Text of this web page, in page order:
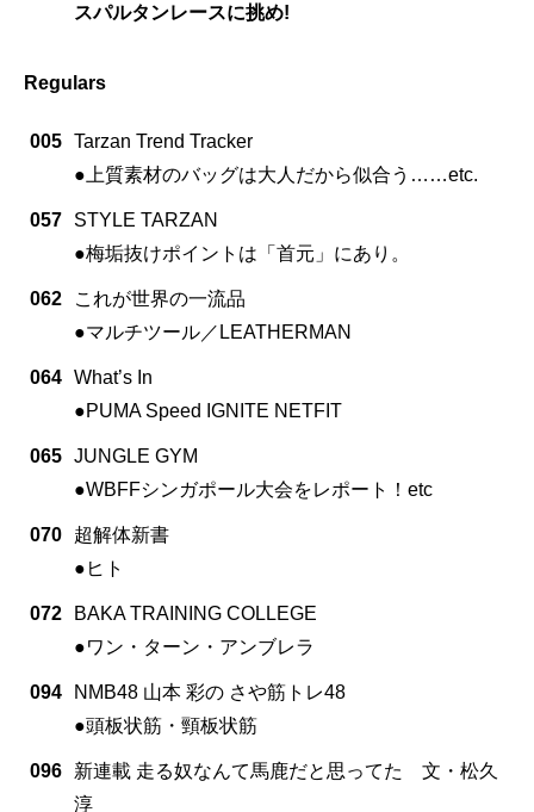
スパルタンレースに挑め!
Regulars
005 Tarzan Trend Tracker
●上質素材のバッグは大人だから似合う……etc.
057
STYLE TARZAN
●梅垢抜けポイントは「首元」にあり。
062
これが世界の一流品
●マルチツール／LEATHERMAN
064 What’s In
●PUMA Speed IGNITE NETFIT
065 JUNGLE GYM
●WBFFシンガポール大会をレポート！etc
070
超解体新書
●ヒト
072
BAKA TRAINING COLLEGE
●ワン・ターン・アンブレラ
094
NMB48 山本 彩の さや筋トレ48
●頭板状筋・頸板状筋
096
新連載 走る奴なんて馬鹿だと思ってた 文・松久
淳